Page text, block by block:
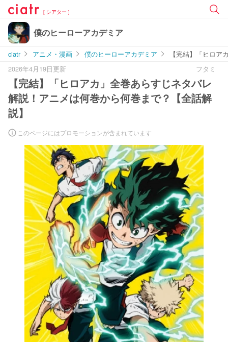
[ シアター ]
僕のヒーローアカデミア
ciatr アニメ・漫画 僕のヒーローアカデミア
【完結】「ヒロ
2026年4月19日更新
フタミ
【完結】「ヒロアカ」全巻あらすじネタバレ
解説！アニメは何巻から何巻まで？【全話解
説】
このページにはプロモーションが含まれています